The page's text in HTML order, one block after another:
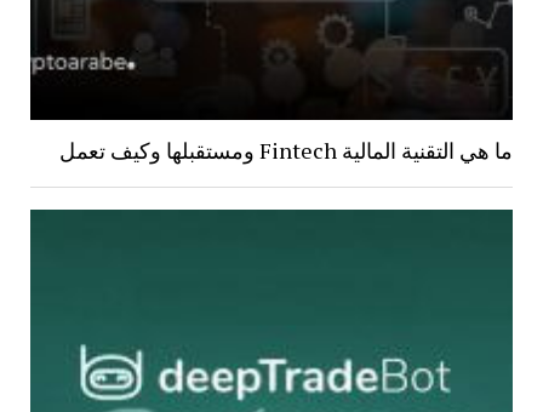
ما هي التقنية المالية Fintech ومستقبلها وكيف تعمل